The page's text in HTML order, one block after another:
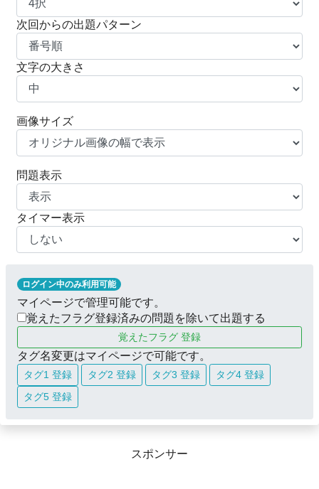
次回からの出題パターン
文字の大きさ
画像サイズ
問題表示
タイマー表示
ログイン中のみ利用可能
マイページで管理可能です。
覚えたフラグ登録済みの問題を除いて出題する
覚えたフラグ 登録
タグ名変更はマイページで可能です。
タグ1 登録 タグ2 登録 タグ3 登録
タグ4 登録
タグ5 登録
スポンサー